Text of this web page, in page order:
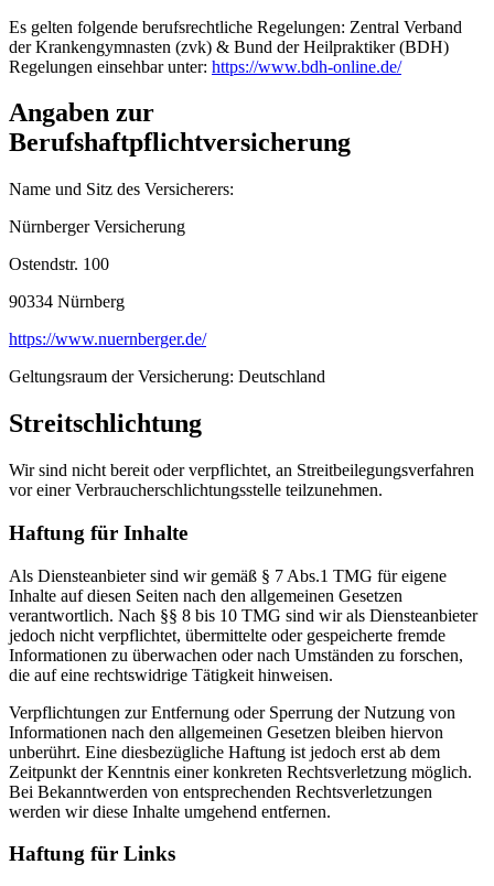
Es gelten folgende berufsrechtliche Regelungen: Zentral Verband
der Krankengymnasten (zvk) & Bund der Heilpraktiker (BDH)
Regelungen einsehbar unter: https://www.bdh-online.de/
Angaben zur
Berufshaftpflichtversicherung
Name und Sitz des Versicherers:
Nürnberger Versicherung
Ostendstr. 100
90334 Nürnberg
https://www.nuernberger.de/
Geltungsraum der Versicherung: Deutschland
Streitschlichtung
Wir sind nicht bereit oder verpflichtet, an Streitbeilegungsverfahren
vor einer Verbraucherschlichtungsstelle teilzunehmen.
Haftung für Inhalte
Als Diensteanbieter sind wir gemäß § 7 Abs.1 TMG für eigene
Inhalte auf diesen Seiten nach den allgemeinen Gesetzen
verantwortlich. Nach §§ 8 bis 10 TMG sind wir als Diensteanbieter
jedoch nicht verpflichtet, übermittelte oder gespeicherte fremde
Informationen zu überwachen oder nach Umständen zu forschen,
die auf eine rechtswidrige Tätigkeit hinweisen.
Verpflichtungen zur Entfernung oder Sperrung der Nutzung von
Informationen nach den allgemeinen Gesetzen bleiben hiervon
unberührt. Eine diesbezügliche Haftung ist jedoch erst ab dem
Zeitpunkt der Kenntnis einer konkreten Rechtsverletzung möglich.
Bei Bekanntwerden von entsprechenden Rechtsverletzungen
werden wir diese Inhalte umgehend entfernen.
Haftung für Links